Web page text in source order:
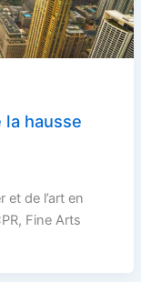
la hausse
et de l’art en
Fine Arts